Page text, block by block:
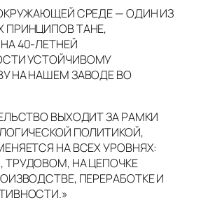
СРЕДЕ — ОДИН ИЗ
TAHE,
40-ЛЕТНЕЙ
УСТОЙЧИВОМУ
НА НАШЕМ ЗАВОДЕ ВО
ВЫХОДИТ ЗА РАМКИ
ПОЛИТИКОЙ,
НА ВСЕХ УРОВНЯХ:
НА ЦЕПОЧКЕ
ПЕРЕРАБОТКЕ И